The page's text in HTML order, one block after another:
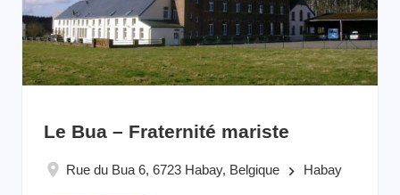
Le Bua – Fraternité mariste
Rue du Bua 6, 6723 Habay, Belgique keyboard_arrow_right Habay